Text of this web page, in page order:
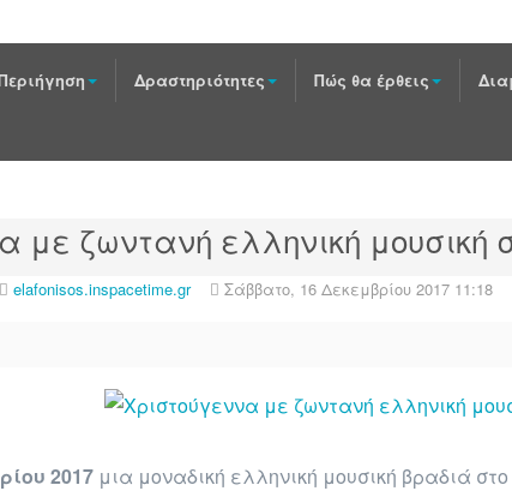
Δραστηριότητες Πώς θα έρθεις
με ζωντανή ελληνική μουσική
elafonisos.inspacetime.gr Σάββατο, 16 Δεκεμβρίου 2017 11:18
2017 μια μοναδική ελληνική μουσική βραδιά στο